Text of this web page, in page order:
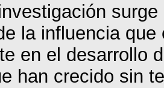
la influencia
en el desarrollo
han crecido sin